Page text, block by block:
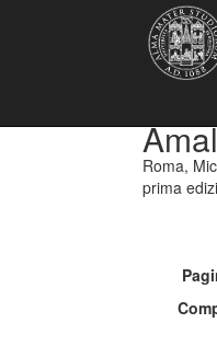
Roma,
prima